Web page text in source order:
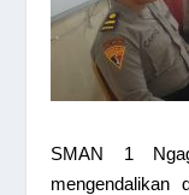
SMAN 1
mengendalikan